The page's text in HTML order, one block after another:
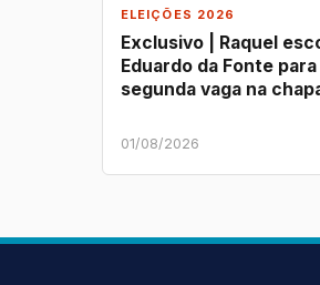
ELEIÇÕES 2026
Exclusivo | Raquel
Eduardo da Fonte para
segunda vaga na
01/08/2026